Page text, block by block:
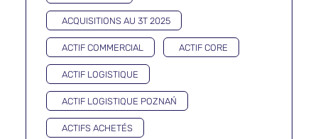
ACQUISITIONS AU 3T 2025
ACTIF COMMERCIAL ACTIF CORE
ACTIF LOGISTIQUE
ACTIF LOGISTIQUE POZNAŃ
ACTIFS ACHETÉS